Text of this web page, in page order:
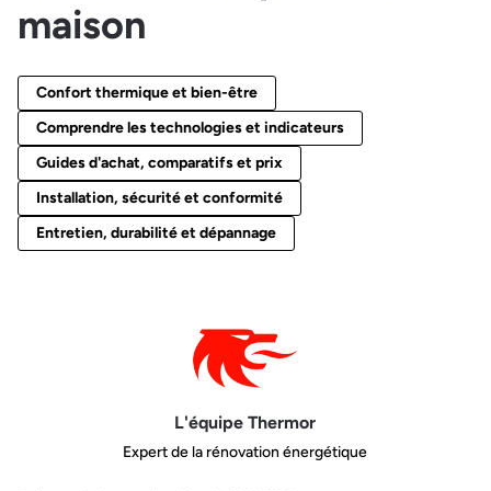
maison
Confort thermique et bien-être
Comprendre les technologies et indicateurs
Guides d'achat, comparatifs et prix
Installation, sécurité et conformité
Entretien, durabilité et dépannage
L'équipe Thermor
Expert de la rénovation énergétique